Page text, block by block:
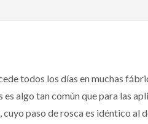
todos los días en muchas
es algo tan común que para las
paso de rosca es idéntico al